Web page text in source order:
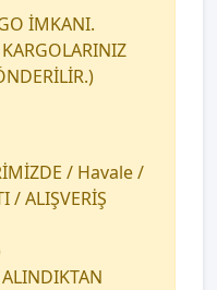
İMKANI.
/ Havale /
/ ALIŞVERİŞ